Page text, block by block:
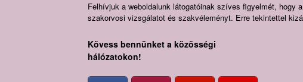
Felhívjuk a weboldalunk látogatóinak szíves figyelmét, hogy
szakorvosi vizsgálatot és szakvéleményt. Erre tekintettel
Kövess bennünket a közösségi
hálózatokon!